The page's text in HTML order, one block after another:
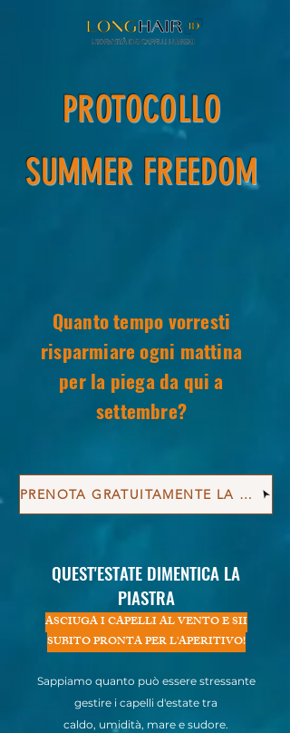
PROTOCOLLO
SUMMER FREEDOM
Quanto tempo vorresti
risparmiare ogni mattina
per la piega da qui a
settembre?
PRENOTA GRATUITAMENTE LA TUA DIAGNOSI ESTIVA
QUEST'ESTATE DIMENTICA LA
PIASTRA
ASCIUGA I CAPELLI AL VENTO E SII
SUBITO PRONTA PER L'APERITIVO!
Sappiamo quanto può essere stressante
gestire i capelli d'estate tra
caldo, umidità, mare e sudore.